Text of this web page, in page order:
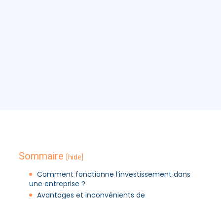
Sommaire [hide]
Comment fonctionne l’investissement dans
une entreprise ?
Avantages et inconvénients de